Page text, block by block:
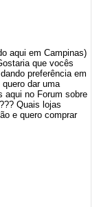
aqui em Campinas)
que vocês
preferência em
dar uma
aqui no Forum sobre
Quais lojas
e quero comprar